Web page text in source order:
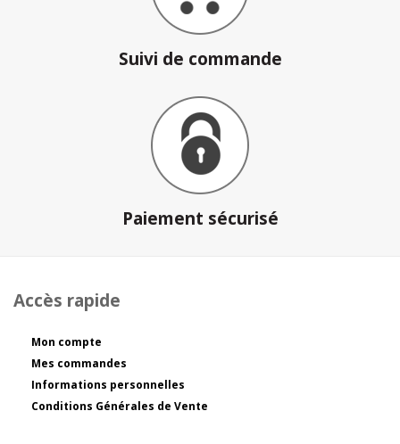
Suivi de commande
Paiement sécurisé
Accès rapide
Mon compte
Mes commandes
Informations personnelles
Conditions Générales de Vente